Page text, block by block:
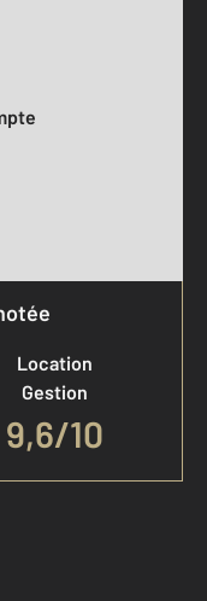
Location
Gestion
9,6/10